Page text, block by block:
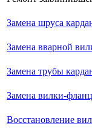
Замена шруса
Замена вварной
Замена трубы
Замена вилки-
Восстановление